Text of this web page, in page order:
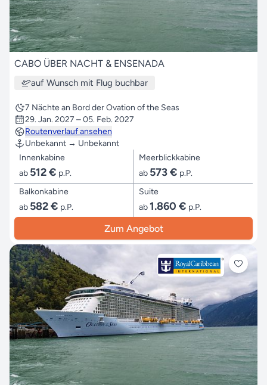
CABO ÜBER NACHT & ENSENADA
auf Wunsch mit Flug buchbar
7 Nächte an Bord der Ovation of the Seas
29. Jan. 2027 – 05. Feb. 2027
Routenverlauf ansehen
Unbekannt → Unbekannt
Innenkabine
ab 512 € p.P.
Meerblickkabine
ab 573 € p.P.
Balkonkabine
ab 582 € p.P.
Suite
ab1.860 € p.P.
Zum Angebot